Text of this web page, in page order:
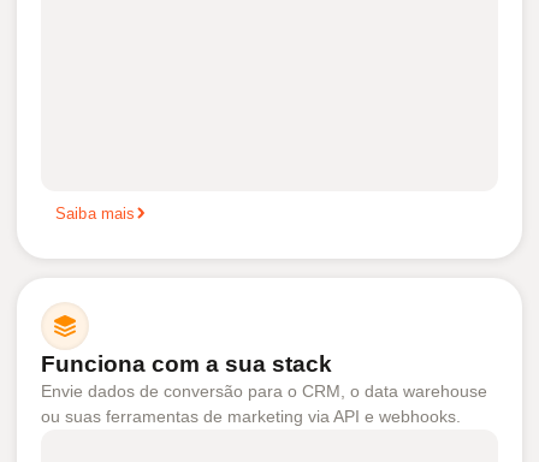
Saiba mais
Funciona com a sua stack
Envie dados de conversão para o CRM, o data warehouse
ou suas ferramentas de marketing via API e webhooks.